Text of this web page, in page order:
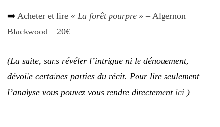
➡️ Acheter et lire « La forêt pourpre » – Algernon
Blackwood – 20€
(La suite, sans révéler l’intrigue ni le dénouement,
dévoile certaines parties du récit. Pour lire seulement
l’analyse vous pouvez vous rendre directement ici )